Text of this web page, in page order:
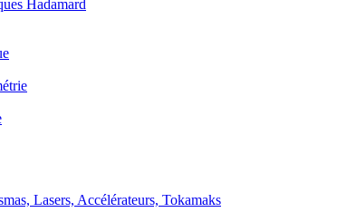
Hadamard
Lasers, Accélérateurs, Tokamaks